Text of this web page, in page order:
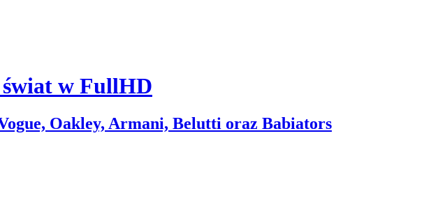
w FullHD
Oakley, Armani, Belutti oraz Babiators